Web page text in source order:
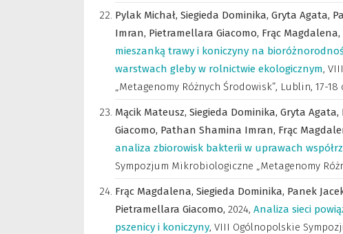
Pylak Michał, Siegieda Dominika, Gryta Agata,
Imran, Pietramellara Giacomo, Frąc Magdalena,
mieszanką trawy i koniczyny na
warstwach gleby w rolnictwie ekologicznym,
„Metagenomy Różnych Środowisk”, Lublin, 17-18
Mącik Mateusz, Siegieda Dominika, Gryta Agata,
Giacomo, Pathan Shamina Imran, Frąc
analiza zbiorowisk bakterii w uprawach
Sympozjum Mikrobiologiczne „Metagenomy
Frąc Magdalena, Siegieda Dominika, Panek
Pietramellara Giacomo, 2024, Analiza sieci
pszenicy i koniczyny, VIII Ogólnopolskie